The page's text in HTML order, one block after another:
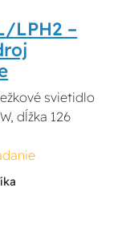
LPH2 –
svietidlo
dĺžka 126